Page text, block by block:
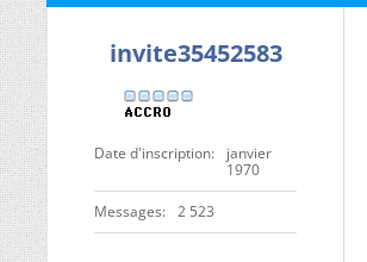
invite35452583
Date d'inscription
janvier
1970
Messages 2 523